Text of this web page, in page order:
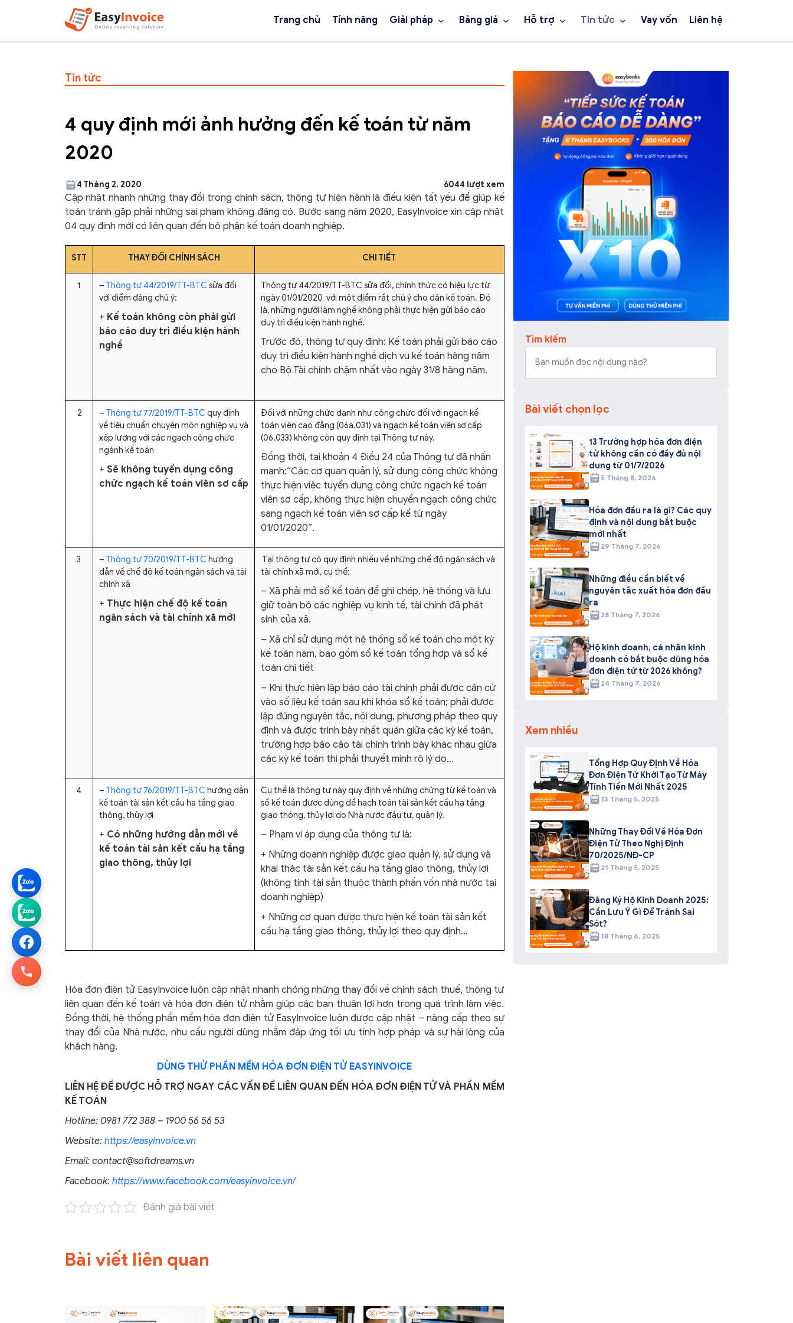
Trang chủ Tính năng Giải pháp Bảng giá Hỗ trợ Tin tức Vay vốn Liên hệ
Tin tức
4 quy định mới ảnh hưởng đến kế toán từ năm
2020
4 Tháng 2, 2020 6044 lượt xem
Cập nhật nhanh những thay đổi trong chính sách, thông tư hiện hành là điều kiện tất yếu để giúp kế
toán tránh gặp phải những sai phạm không đáng có. Bước sang năm 2020, EasyInvoice xin cập nhật
04 quy định mới có liên quan đến bộ phận kế toán doanh nghiệp.
STT THAY ĐỔI CHÍNH SÁCH CHI TIẾT
1 – Thông tư 44/2019/TT-BTC sửa đổi
với điểm đáng chú ý:
+ Kế toán không còn phải gửi
báo cáo duy trì điều kiện hành
nghề
Thông tư 44/2019/TT-BTC sửa đổi, chính thức có hiệu lực từ
ngày 01/01/2020 với một điểm rất chú ý cho dân kế toán. Đó
là, những người làm nghề không phải thực hiện gửi báo cáo
duy trì điều kiện hành nghề.
Trước đó, thông tư quy định: Kế toán phải gửi báo cáo
duy trì điều kiện hành nghề dịch vụ kế toán hàng năm
cho Bộ Tài chính chậm nhất vào ngày 31/8 hàng năm.
2 – Thông tư 77/2019/TT-BTC quy định
về tiêu chuẩn chuyên môn nghiệp vụ và
xếp lương với các ngạch công chức
ngành kế toán
+ Sẽ không tuyển dụng công
chức ngạch kế toán viên sơ cấp
Đối với những chức danh như công chức đối với ngach kế
toán viên cao đẳng (06a.031) và ngạch kế toán viên sơ cấp
(06.033) không còn quy định tại Thông tư này.
Đồng thời, tại khoản 4 Điều 24 của Thông tư đã nhấn
mạnh:“Các cơ quan quản lý, sử dụng công chức không
thực hiện việc tuyển dụng công chức ngạch kế toán
viên sơ cấp, không thực hiện chuyển ngạch công chức
sang ngạch kế toán viên sơ cấp kể từ ngày
01/01/2020”.
3 – Thông tư 70/2019/TT-BTC hướng
dẫn về chế độ kế toán ngân sách và tài
chính xã
+ Thực hiện chế độ kế toán
ngân sách và tài chính xã mới
Tại thông tư có quy định nhiều về những chế độ ngân sách và
tài chính xã mới, cụ thể:
– Xã phải mở sổ kế toán để ghi chép, hệ thống và lưu
giữ toàn bộ các nghiệp vụ kinh tế, tài chính đã phát
sinh của xã.
– Xã chỉ sử dụng một hệ thống sổ kế toán cho một kỳ
kế toán năm, bao gồm sổ kế toán tổng hợp và sổ kế
toán chi tiết
– Khi thực hiện lập báo cáo tài chính phải được căn cứ
vào số liệu kế toán sau khi khóa sổ kế toán; phải được
lập đúng nguyên tắc, nội dung, phương pháp theo quy
định và được trình bày nhất quán giữa các kỳ kế toán,
trường hợp báo cáo tài chính trình bày khác nhau giữa
các kỳ kế toán thì phải thuyết minh rõ lý do…
4 – Thông tư 76/2019/TT-BTC hướng dẫn
kế toán tài sản kết cấu hạ tầng giao
thông, thủy lợi
+ Có những hướng dẫn mới về
kế toán tài sản kết cấu hạ tầng
giao thông, thủy lợi
Cụ thể là thông tư này quy định về những chứng từ kế toán và
sổ kế toán được dùng để hạch toán tài sản kết cấu hạ tầng
giao thông, thủy lợi do Nhà nước đầu tư, quản lý.
– Phạm vi áp dụng của thông tư là:
+ Những doanh nghiệp được giao quản lý, sử dụng và
khai thác tài sản kết cấu hạ tầng giao thông, thủy lợi
(không tính tài sản thuộc thành phần vốn nhà nước tại
doanh nghiệp)
+ Những cơ quan được thực hiện kế toán tài sản kết
cấu hạ tầng giao thông, thủy lợi theo quy định…
Hóa đơn điện tử EasyInvoice luôn cập nhật nhanh chóng những thay đổi về chính sách thuế, thông tư
liên quan đến kế toán và hóa đơn điện tử nhằm giúp các bạn thuận lợi hơn trong quá trình làm việc.
Đồng thời, hệ thống phần mềm hóa đơn điện tử EasyInvoice luôn được cập nhật – nâng cấp theo sự
thay đổi của Nhà nước, nhu cầu người dùng nhằm đáp ứng tối ưu tính hợp pháp và sự hài lòng của
khách hàng.
DÙNG THỬ PHẦN MỀM HÓA ĐƠN ĐIỆN TỬ EASYINVOICE
LIÊN HỆ ĐỂ ĐƯỢC HỖ TRỢ NGAY CÁC VẤN ĐỀ LIÊN QUAN ĐẾN HÓA ĐƠN ĐIỆN TỬ VÀ PHẦN MỀM
KẾ TOÁN
Hotline: 0981 772 388 – 1900 56 56 53
Website: https://easyinvoice.vn
Email: contact@softdreams.vn
Facebook: https://www.facebook.com/easyinvoice.vn/
Đánh giá bài viết
Bài viết liên quan
Tìm kiếm
Bài viết chọn lọc
13 Trường hợp hóa đơn điện
tử không cần có đầy đủ nội
dung từ 01/7/2026
5 Tháng 8, 2026
Hóa đơn đầu ra là gì? Các quy
định và nội dung bắt buộc
mới nhất
29 Tháng 7, 2026
Những điều cần biết về
nguyên tắc xuất hóa đơn đầu
ra
28 Tháng 7, 2026
Hộ kinh doanh, cá nhân kinh
doanh có bắt buộc dùng hóa
đơn điện tử từ 2026 không?
24 Tháng 7, 2026
Xem nhiều
Tổng Hợp Quy Định Về Hóa
Đơn Điện Tử Khởi Tạo Từ Máy
Tính Tiền Mới Nhất 2025
13 Tháng 5, 2025
Những Thay Đổi Về Hóa Đơn
Điện Tử Theo Nghị Định
70/2025/NĐ-CP
21 Tháng 5, 2025
Đăng Ký Hộ Kinh Doanh 2025:
Cần Lưu Ý Gì Để Tránh Sai
Sót?
18 Tháng 6, 2025